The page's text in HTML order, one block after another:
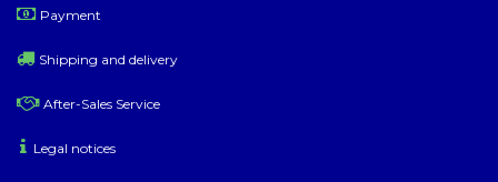
Payment
Shipping and delivery
After-Sales Service
Legal notices